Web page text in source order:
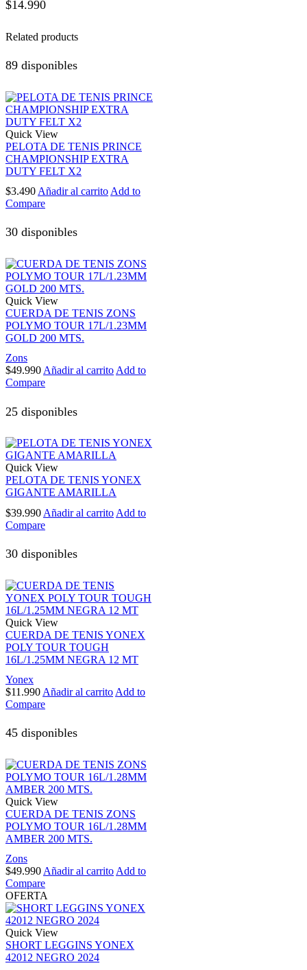
$14.990
Related products
89 disponibles
Quick View
PELOTA DE TENIS PRINCE
CHAMPIONSHIP EXTRA
DUTY FELT X2
$3.490 Añadir al carrito Add to
Compare
30 disponibles
Quick View
CUERDA DE TENIS ZONS
POLYMO TOUR 17L/1.23MM
GOLD 200 MTS.
Zons
$49.990 Añadir al carrito Add to
Compare
25 disponibles
Quick View
PELOTA DE TENIS YONEX
GIGANTE AMARILLA
$39.990 Añadir al carrito Add to
Compare
30 disponibles
Quick View
CUERDA DE TENIS YONEX
POLY TOUR TOUGH
16L/1.25MM NEGRA 12 MT
Yonex
$11.990 Añadir al carrito Add to
Compare
45 disponibles
Quick View
CUERDA DE TENIS ZONS
POLYMO TOUR 16L/1.28MM
AMBER 200 MTS.
Zons
$49.990 Añadir al carrito Add to
Compare
OFERTA
Quick View
SHORT LEGGINS YONEX
42012 NEGRO 2024